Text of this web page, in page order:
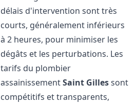
délais d'intervention sont très
courts, généralement inférieurs
à 2 heures, pour minimiser les
dégâts et les perturbations. Les
tarifs du plombier
assainissementSaint Gillessont
compétitifs et transparents,